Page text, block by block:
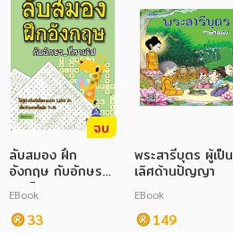
หนังสือเด็ก
การพัฒนาตนเอง
ความรู้ทั่วไป
การ์ตูนความรู้ การ์ตูน
การ์ตูนมังงะ (Manga)
จบ
ลับสมอง ฝึก
อังกฤษ กับอักษรที่
หายไป Level 11
EBook
33
พระสารีบุตร ผู้เป็น
เลิศด้านปัญญา
EBook
149